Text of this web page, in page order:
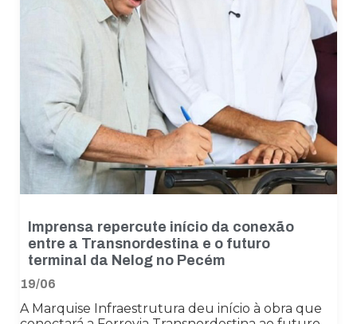
Imprensa repercute início da conexão
entre a Transnordestina e o futuro
terminal da Nelog no Pecém
19/06
A Marquise Infraestrutura deu início à obra que
Necessário
não são
opcionais. São
necessários
do site.